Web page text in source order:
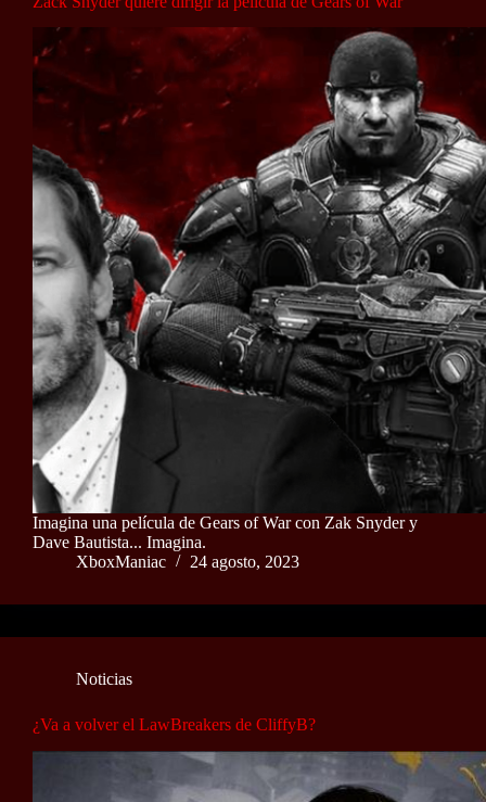
Imagina una película de Gears of War con Zak Snyder y
Dave Bautista... Imagina.
XboxManiac
24 agosto, 2023
Noticias
¿Va a volver el LawBreakers de CliffyB?